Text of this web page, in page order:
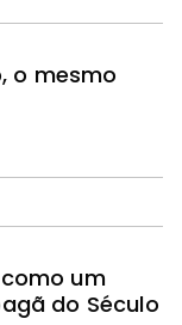
o mesmo
um
do Século